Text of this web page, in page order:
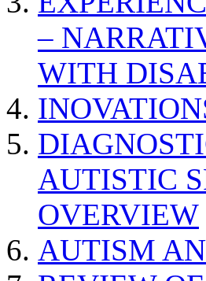
–
WITH
AUTISTIC
OVERVIEW
AUTISM